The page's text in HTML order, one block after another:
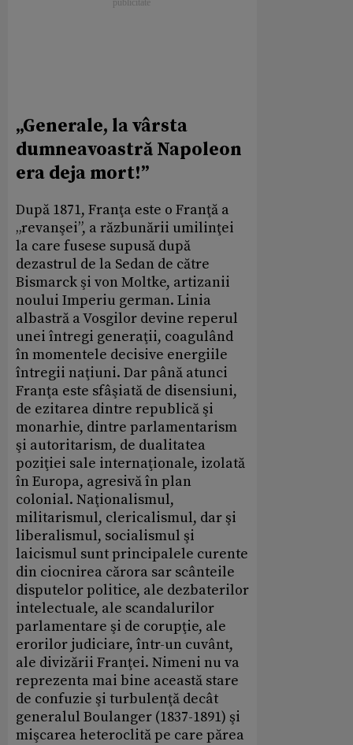
„Generale, la vârsta
dumneavoastră Napoleon
era deja mort!”
După 1871, Franţa este o Franţă a
„revanşei”, a răzbunării umilinţei
la care fusese supusă după
dezastrul de la Sedan de către
Bismarck şi von Moltke, artizanii
noului Imperiu german. Linia
albastră a Vosgilor devine reperul
unei întregi generaţii, coagulând
în momentele decisive energiile
întregii naţiuni. Dar până atunci
Franţa este sfâşiată de disensiuni,
de ezitarea dintre republică şi
monarhie, dintre parlamentarism
şi autoritarism, de dualitatea
poziţiei sale internaţionale, izolată
în Europa, agresivă în plan
colonial. Naţionalismul,
militarismul, clericalismul, dar şi
liberalismul, socialismul şi
laicismul sunt principalele curente
din ciocnirea cărora sar scânteile
disputelor politice, ale dezbaterilor
intelectuale, ale scandalurilor
parlamentare şi de corupţie, ale
erorilor judiciare, într-un cuvânt,
ale divizării Franţei. Nimeni nu va
reprezenta mai bine această stare
de confuzie şi turbulenţă decât
generalul Boulanger (1837-1891) şi
mişcarea heteroclită pe care părea